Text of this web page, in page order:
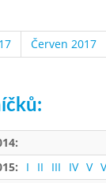
Červen 2017
I II III IV V